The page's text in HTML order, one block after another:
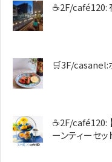
☕2F/café120:
🛒3F/casanel:
☕2F/café120:
ーンティーセッ